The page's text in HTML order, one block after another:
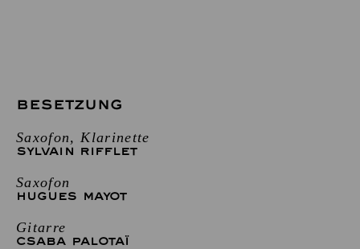
BESETZUNG
Saxofon, Klarinette
SYLVAIN RIFFLET
Saxofon
HUGUES MAYOT
Gitarre
CSABA PALOTAÏ